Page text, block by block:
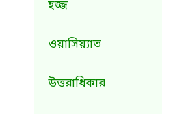
হজ্জ
ওয়াসিয়্যাত
উত্তরাধিকার